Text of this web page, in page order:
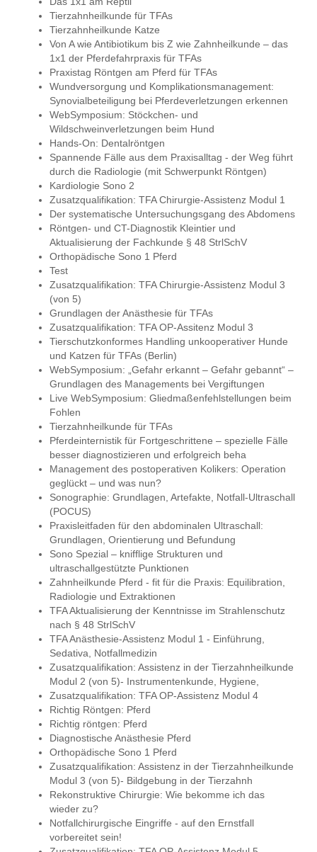
Tierzahnheilkunde für TFAs
Tierzahnheilkunde Katze
Von A wie Antibiotikum bis Z wie Zahnheilkunde – das
1x1 der Pferdefahrpraxis für TFAs
Praxistag Röntgen am Pferd für TFAs
Wundversorgung und Komplikationsmanagement:
Synovialbeteiligung bei Pferdeverletzungen erkennen
WebSymposium: Stöckchen- und
Wildschweinverletzungen beim Hund
Hands-On: Dentalröntgen
Spannende Fälle aus dem Praxisalltag - der Weg führt
durch die Radiologie (mit Schwerpunkt Röntgen)
Kardiologie Sono 2
Zusatzqualifikation: TFA Chirurgie-Assistenz Modul 1
Der systematische Untersuchungsgang des Abdomens
Röntgen- und CT-Diagnostik Kleintier und
Aktualisierung der Fachkunde § 48 StrlSchV
Orthopädische Sono 1 Pferd
Test
Zusatzqualifikation: TFA Chirurgie-Assistenz Modul 3
(von 5)
Grundlagen der Anästhesie für TFAs
Zusatzqualifikation: TFA OP-Assitenz Modul 3
Tierschutzkonformes Handling unkooperativer Hunde
und Katzen für TFAs (Berlin)
WebSymposium: „Gefahr erkannt – Gefahr gebannt“ –
Grundlagen des Managements bei Vergiftungen
Live WebSymposium: Gliedmaßenfehlstellungen beim
Fohlen
Tierzahnheilkunde für TFAs
Pferdeinternistik für Fortgeschrittene – spezielle Fälle
besser diagnostizieren und erfolgreich beha
Management des postoperativen Kolikers: Operation
geglückt – und was nun?
Sonographie: Grundlagen, Artefakte, Notfall-Ultraschall
(POCUS)
Praxisleitfaden für den abdominalen Ultraschall:
Grundlagen, Orientierung und Befundung
Sono Spezial – knifflige Strukturen und
ultraschallgestützte Punktionen
Zahnheilkunde Pferd - fit für die Praxis: Equilibration,
Radiologie und Extraktionen
TFA Aktualisierung der Kenntnisse im Strahlenschutz
nach § 48 StrlSchV
TFA Anästhesie-Assistenz Modul 1 - Einführung,
Sedativa, Notfallmedizin
Zusatzqualifikation: Assistenz in der Tierzahnheilkunde
Modul 2 (von 5)- Instrumentenkunde, Hygiene,
Zusatzqualifikation: TFA OP-Assistenz Modul 4
Richtig Röntgen: Pferd
Richtig röntgen: Pferd
Diagnostische Anästhesie Pferd
Orthopädische Sono 1 Pferd
Zusatzqualifikation: Assistenz in der Tierzahnheilkunde
Modul 3 (von 5)- Bildgebung in der Tierzahnh
Rekonstruktive Chirurgie: Wie bekomme ich das
wieder zu?
Notfallchirurgische Eingriffe - auf den Ernstfall
vorbereitet sein!